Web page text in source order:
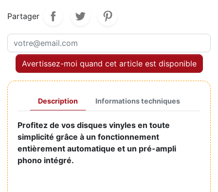
Partager
Avertissez-moi quand cet article est disponible
Description Informations techniques
Profitez de vos disques vinyles en toute
simplicité grâce à un fonctionnement
entièrement automatique et un pré-ampli
phono intégré.